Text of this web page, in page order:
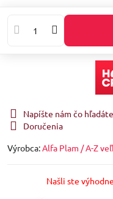
Napíšte nám čo
Doručenia
Výrobca:Alfa Plam / A-Z
Našli ste